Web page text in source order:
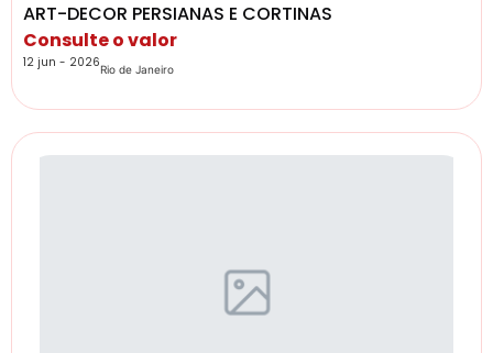
ART-DECOR PERSIANAS E CORTINAS
Consulte o valor
12 jun - 2026Rio de Janeiro